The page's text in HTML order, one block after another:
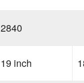
2840
19 inch